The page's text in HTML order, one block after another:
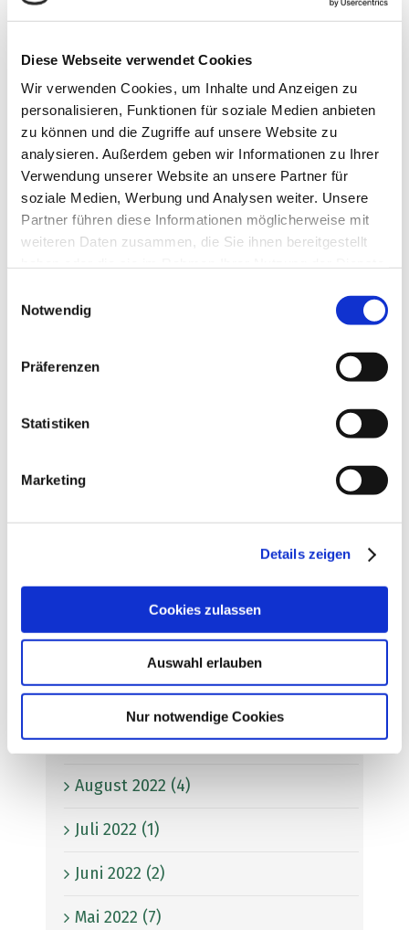
Diese Webseite verwendet Cookies
Wir verwenden Cookies, um Inhalte und Anzeigen zu
personalisieren, Funktionen für soziale Medien anbieten
zu können und die Zugriffe auf unsere Website zu
analysieren. Außerdem geben wir Informationen zu Ihrer
Verwendung unserer Website an unsere Partner für
soziale Medien, Werbung und Analysen weiter. Unsere
Partner führen diese Informationen möglicherweise mit
weiteren Daten zusammen, die Sie ihnen bereitgestellt
Notwendig
Präferenzen
Statistiken
Marketing
Details zeigen
Cookies zulassen
Auswahl erlauben
Nur notwendige Cookies
Juni 2024 (5)
April 2024 (4)
März 2024 (1)
Februar 2024 (3)
Dezember 2023 (2)
Juni 2023 (4)
Mai 2023 (6)
April 2023 (7)
Januar 2023 (1)
Dezember 2022 (2)
November 2022 (4)
September 2022 (4)
August 2022 (4)
Juli 2022 (1)
Juni 2022 (2)
Mai 2022 (7)